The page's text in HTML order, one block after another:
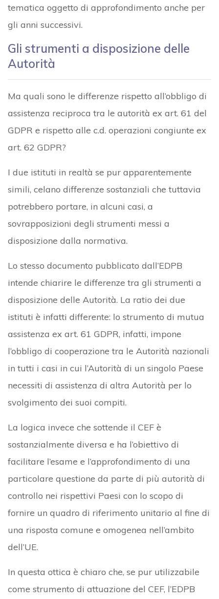
tematica oggetto di approfondimento anche per
gli anni successivi.
Gli strumenti a disposizione delle
Autorità
Ma quali sono le differenze rispetto all’obbligo di
assistenza reciproca tra le autorità ex art. 61 del
GDPR e rispetto alle c.d. operazioni congiunte ex
art. 62 GDPR?
I due istituti in realtà se pur apparentemente
simili, celano differenze sostanziali che tuttavia
potrebbero portare, in alcuni casi, a
sovrapposizioni degli strumenti messi a
disposizione dalla normativa.
Lo stesso documento pubblicato dall’EDPB
intende chiarire le differenze tra gli strumenti a
disposizione delle Autorità. La ratio dei due
istituti è infatti differente: lo strumento di mutua
assistenza ex art. 61 GDPR, infatti, impone
l’obbligo di cooperazione tra le Autorità nazionali
in tutti i casi in cui l’Autorità di un singolo Paese
necessiti di assistenza di altra Autorità per lo
svolgimento dei suoi compiti.
La logica invece che sottende il CEF è
sostanzialmente diversa e ha l’obiettivo di
facilitare l’esame e l’approfondimento di una
particolare questione da parte di più autorità di
controllo nei rispettivi Paesi con lo scopo di
fornire un quadro di riferimento unitario al fine di
una risposta comune e omogenea nell’ambito
dell’UE.
In questa ottica è chiaro che, se pur utilizzabile
come strumento di attuazione del CEF, l’EDPB